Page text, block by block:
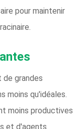
pour maintenir
de grandes
moins qu'idéales.
moins productives
et d'agents